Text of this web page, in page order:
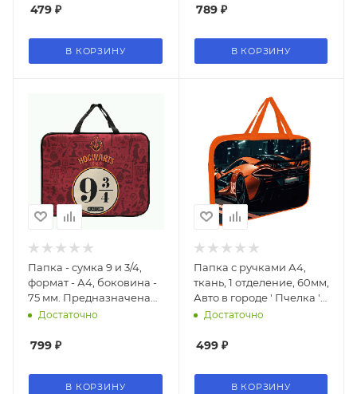
479 ₽
В КОРЗИНУ
твердое дно, сумка-
789₽
В КОРЗИНУ
Папка - сумка 9 и 3/4,
формат - А4, боковина -
75 мм. Предназначена
для хранения альбомов,
принадлежностей для
Модель выполнена из
полиэстера.
Достаточно
799 ₽
В КОРЗИНУ
Папка с ручками А4,
ткань, 1 отделение, 60мм,
Авто в городе ' Пчелка '
335*260*60мм
Достаточно
499₽
В КОРЗИНУ